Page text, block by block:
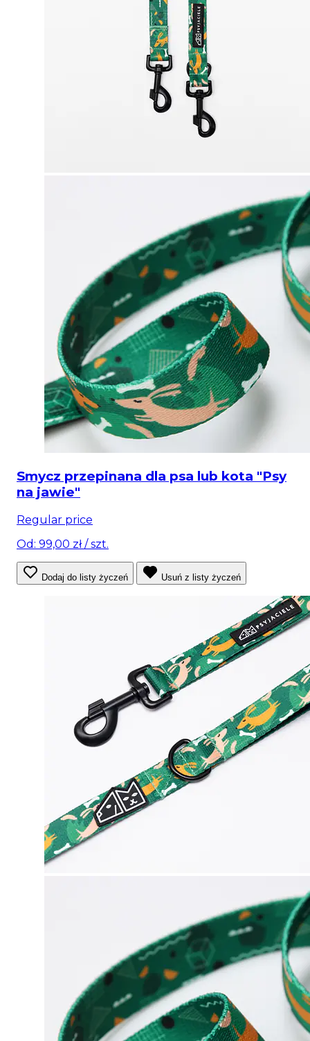
Smycz przepinana dla psa lub kota "Psy
na jawie"
Regular price
Od: 99,00 zł/ szt.
Dodaj do listy życzeń Usuń z listy życzeń